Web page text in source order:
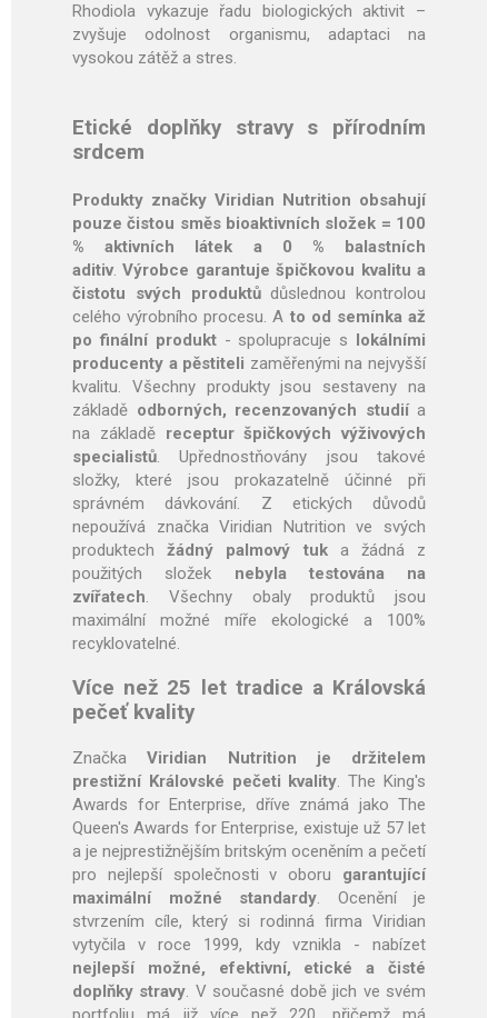
Rhodiola vykazuje řadu biologických aktivit –
zvyšuje odolnost organismu, adaptaci na
vysokou zátěž a stres.
Etické doplňky stravy s přírodním
srdcem
Produkty značky Viridian Nutrition obsahují
pouze čistou směs bioaktivních složek = 100
% aktivních látek a 0 % balastních
aditiv.Výrobce garantuje špičkovou kvalitu a
čistotu svých produktůdůslednou kontrolou
celého výrobního procesu. A to od semínka až
po finální produkt- spolupracuje s lokálními
producenty a pěstiteli zaměřenými na nejvyšší
kvalitu. Všechny produkty jsou sestaveny na
základě odborných, recenzovaných studiía
na základě receptur špičkových výživových
specialistů. Upřednostňovány jsou takové
složky, které jsou prokazatelně účinné při
správném dávkování. Z etických důvodů
nepoužívá značka Viridian Nutrition ve svých
produktechžádný palmový tuka žádná z
použitých složek nebyla testována na
zvířatech. Všechny obaly produktů jsou
maximální možné míře ekologické a 100%
recyklovatelné.
Více než 25 let tradice a Královská
pečeť kvality
ZnačkaViridian Nutrition je držitelem
prestižní Královské pečeti kvality. The King's
Awards for Enterprise, dříve známá jako The
Queen's Awards for Enterprise, existuje už 57 let
a je nejprestižnějším britským oceněním a pečetí
pro nejlepší společnosti v oboru garantující
maximální možné standardy. Ocenění je
stvrzením cíle, který si rodinná firma Viridian
vytyčila v roce 1999, kdy vznikla - nabízet
nejlepší možné, efektivní, etické a čisté
doplňky stravy. V současné době jich ve svém